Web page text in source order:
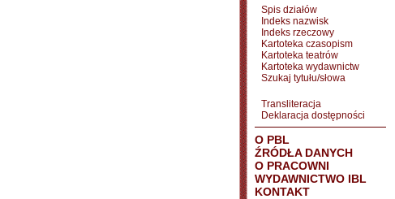
Spis działów
Indeks nazwisk
Indeks rzeczowy
Kartoteka czasopism
Kartoteka teatrów
Kartoteka wydawnictw
Szukaj tytułu/słowa
Transliteracja
Deklaracja dostępności
O PBL
ŹRÓDŁA DANYCH
O PRACOWNI
WYDAWNICTWO IBL
KONTAKT